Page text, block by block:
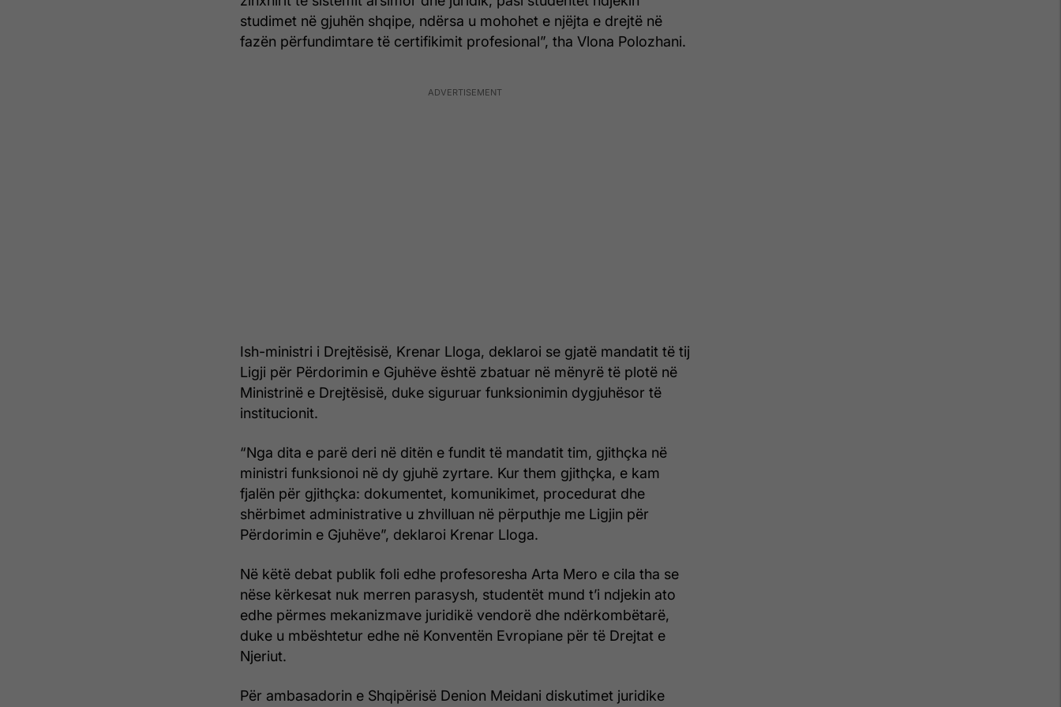
studimet në gjuhën shqipe, ndërsa u mohohet e njëjta e drejtë në
fazën përfundimtare të certifikimit profesional”, tha Vlona Polozhani.
Ish-ministri i Drejtësisë, Krenar Lloga, deklaroi se gjatë mandatit të tij
Ligji për Përdorimin e Gjuhëve është zbatuar në mënyrë të plotë në
Ministrinë e Drejtësisë, duke siguruar funksionimin dygjuhësor të
institucionit.
“Nga dita e parë deri në ditën e fundit të mandatit tim, gjithçka në
ministri funksionoi në dy gjuhë zyrtare. Kur them gjithçka, e kam
fjalën për gjithçka: dokumentet, komunikimet, procedurat dhe
shërbimet administrative u zhvilluan në përputhje me Ligjin për
Përdorimin e Gjuhëve”, deklaroi Krenar Lloga.
Në këtë debat publik foli edhe profesoresha Arta Mero e cila tha se
nëse kërkesat nuk merren parasysh, studentët mund t’i ndjekin ato
edhe përmes mekanizmave juridikë vendorë dhe ndërkombëtarë,
duke u mbështetur edhe në Konventën Evropiane për të Drejtat e
Njeriut.
Për ambasadorin e Shqipërisë Denion Meidani diskutimet juridike